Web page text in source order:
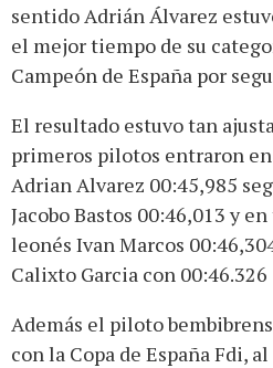
sentido Adrián Álvarez
el mejor tiempo de su
Campeón de España por
El resultado estuvo tan
primeros pilotos entraron
Adrian Alvarez 00:45,985
Jacobo Bastos 00:46,013 y
leonés Ivan Marcos
Calixto Garcia con 00:46.326
Además el piloto
con la Copa de España Fdi,